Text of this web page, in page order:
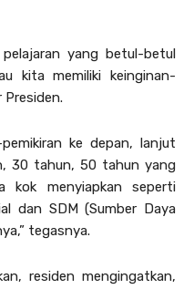
yang betul-betul
kita memiliki keinginan-
Presiden.
ke depan, lanjut
30 tahun, 50 tahun yang
kok menyiapkan seperti
dan SDM (Sumber Daya
tegasnya.
residen mengingatkan,